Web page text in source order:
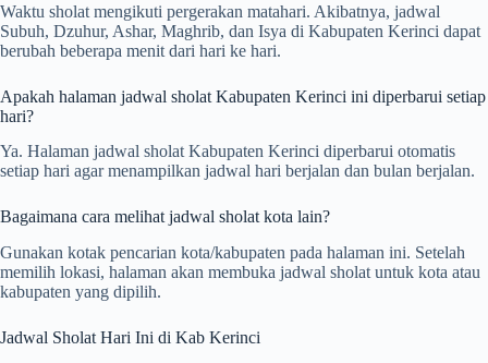
Waktu sholat mengikuti pergerakan matahari. Akibatnya, jadwal
Subuh, Dzuhur, Ashar, Maghrib, dan Isya di Kabupaten Kerinci dapat
berubah beberapa menit dari hari ke hari.
Apakah halaman jadwal sholat Kabupaten Kerinci ini diperbarui setiap
hari?
Ya. Halaman jadwal sholat Kabupaten Kerinci diperbarui otomatis
setiap hari agar menampilkan jadwal hari berjalan dan bulan berjalan.
Bagaimana cara melihat jadwal sholat kota lain?
Gunakan kotak pencarian kota/kabupaten pada halaman ini. Setelah
memilih lokasi, halaman akan membuka jadwal sholat untuk kota atau
kabupaten yang dipilih.
Jadwal Sholat Hari Ini di Kab Kerinci